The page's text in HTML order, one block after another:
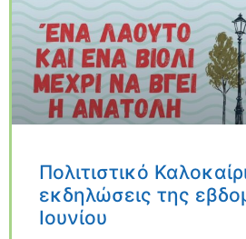
Πολιτιστικό
εκδηλώσεις της
Ιουνίου